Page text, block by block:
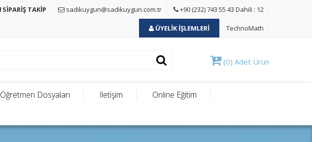
SİPARİŞ TAKİP sadikuygun@sadikuygun.com.tr +90 (232) 743 55 43 Dahili : 12
ÜYELİK İŞLEMLERİ TechnoMath
(0) Adet Ürün
Öğretmen Dosyaları İletişim
Online Eğitim